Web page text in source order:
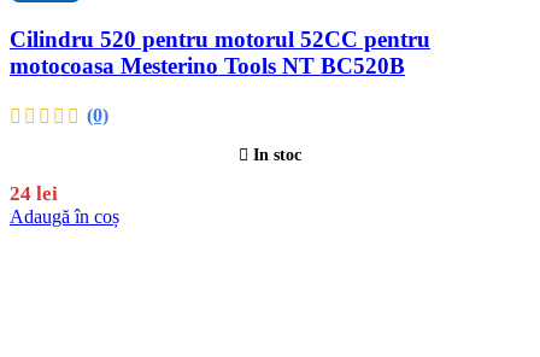
Cilindru 520 pentru motorul 52CC pentru
motocoasa Mesterino Tools NT BC520B
(0)
In stoc
24 lei
Adaugă în coș